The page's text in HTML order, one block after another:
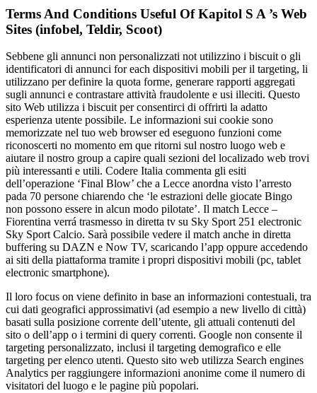
Terms And Conditions Useful Of Kapitol S A ’s Web
Sites (infobel, Teldir, Scoot)
Sebbene gli annunci non personalizzati not utilizzino i biscuit o gli
identificatori di annunci for each dispositivi mobili per il targeting, li
utilizzano per definire la quota forme, generare rapporti aggregati
sugli annunci e contrastare attività fraudolente e usi illeciti. Questo
sito Web utilizza i biscuit per consentirci di offrirti la adatto
esperienza utente possibile. Le informazioni sui cookie sono
memorizzate nel tuo web browser ed eseguono funzioni come
riconoscerti no momento em que ritorni sul nostro luogo web e
aiutare il nostro group a capire quali sezioni del localizado web trovi
più interessanti e utili. Codere Italia commenta gli esiti
dell’operazione ‘Final Blow’ che a Lecce anordna visto l’arresto
pada 70 persone chiarendo che ‘le estrazioni delle giocate Bingo
non possono essere in alcun modo pilotate’. Il match Lecce –
Fiorentina verrá trasmesso in diretta tv su Sky Sport 251 electronic
Sky Sport Calcio. Sarà possibile vedere il match anche in diretta
buffering su DAZN e Now TV, scaricando l’app oppure accedendo
ai siti della piattaforma tramite i propri dispositivi mobili (pc, tablet
electronic smartphone).
Il loro focus on viene definito in base an informazioni contestuali, tra
cui dati geografici approssimativi (ad esempio a new livello di città)
basati sulla posizione corrente dell’utente, gli attuali contenuti del
sito o dell’app o i termini di query correnti. Google non consente il
targeting personalizzato, inclusi il targeting demografico e elle
targeting per elenco utenti. Questo sito web utilizza Search engines
Analytics per raggiungere informazioni anonime come il numero di
visitatori del luogo e le pagine più popolari.